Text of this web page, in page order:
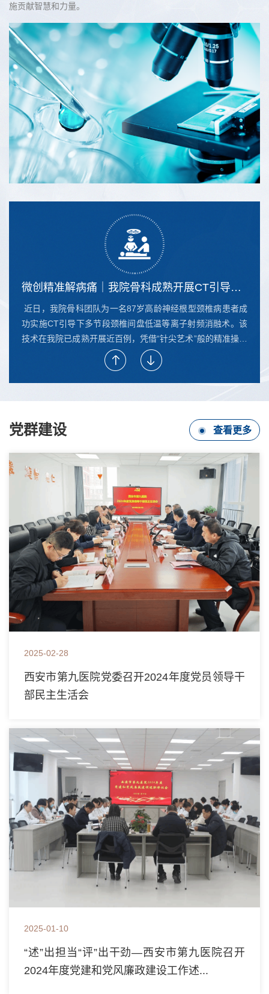
施贡献智慧和力量。
神经外科二区郭清保教授团队在全国神经外科年会上展示专科前沿理论
近日，中华医学会神经外科分会第二十二次学术会议在苏州
隆重召开。我院神经外科学术带头人、神经外科二病区主任
——郭清保及王景春医师应邀参加，展示在儿童烟雾病及帕
金森领域的前沿理论，引发与会专家广泛讨论...
学术引领展风采，砥砺奋进谱新篇 ——超声医学科在多项国家级学术会议汇报交流
在院领导的科学引领和科室主任的精心组织下，西安市第九
培养平台。2025年夏季，科室团队在多项国家级学术会议上
取得丰硕成果，充分展现了我院超声医学领域...
微创精准解病痛｜我院骨科成熟开展CT引导下多节段颈椎间盘低温等离子射频消融术
近日，我院骨科团队为一名87岁高龄神经根型颈椎病患者成
功实施CT引导下多节段颈椎间盘低温等离子射频消融术。该
技术在我院已成熟开展近百例，凭借“针尖艺术”般的精准操作
为患者以最小创伤告别疼痛。本次手术再...
【精雕细琢破难题 微笑新生启新篇】——西安市第九医院口腔科首台上颌窦外提升同期种植手术成功实施
近日，在西安市第九医院院领导的高度重视与大力支持下，
口腔科副主任侯立鹏带领由王静雪医生、刘昭医生及闫馨护
士组成的精锐种植团队，凭借精湛医术与紧密协作，成功完
成医院首台上颌窦外提升同期种植手术。这一...
咳嗽总也好不了，到底怎么办？
气候寒冷干燥的冬季，在病房经常会听到 “咳咳”声此起彼
伏。咳嗽是患者最常见的症状，频繁的咳嗽会让人感到不
适，甚至影响工作、学习和生活质量等。咳嗽是机体的防御
性神经反射，有利于清除呼吸道分泌物和有害因...
适，也可能反复发作，严重影响工作与生活。作为神经内科
医生，我常在门诊看到患者因头痛焦虑不安，甚...
党群建设 查看更多
2025-02-28
西安市第九医院党委召开2024年度党员领导干
部民主生活会
2025-01-10
“述”出担当“评”出干劲—西安市第九医院召开
2024年度党建和党风廉政建设工作述...